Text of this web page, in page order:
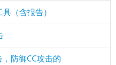
（含报告）
防御CC攻击的